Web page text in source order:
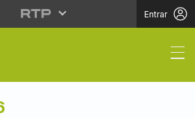
Entrar